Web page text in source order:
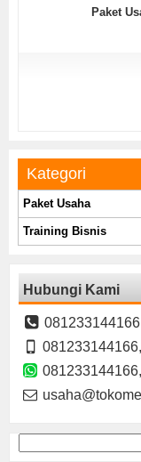
Paket
Kategori
Paket Usaha
Training Bisnis
Hubungi Kami
for: